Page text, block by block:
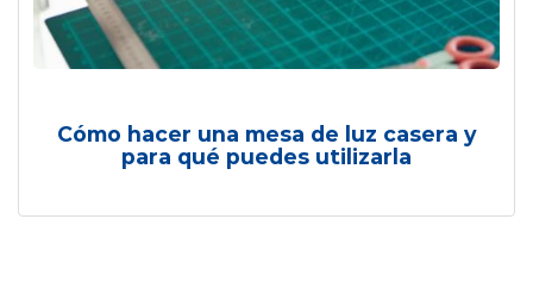
Cómo hacer una mesa de luz casera y
para qué puedes utilizarla